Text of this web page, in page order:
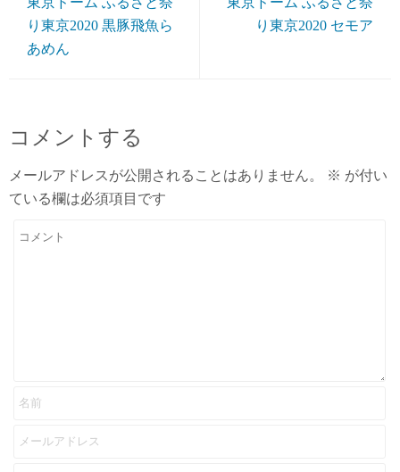
り東京2020 黒豚飛魚ら
あめん
り東京2020 セモア
コメントする
メールアドレスが公開されることはありません。 ※ が付い
ている欄は必須項目です